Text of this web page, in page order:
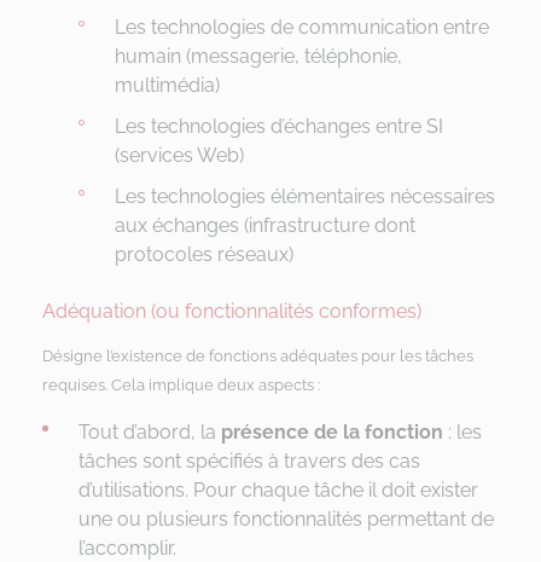
Les technologies de communication entre
humain (messagerie, téléphonie,
multimédia)
Les technologies d’échanges entre SI
(services Web)
Les technologies élémentaires nécessaires
aux échanges (infrastructure dont
protocoles réseaux)
Adéquation (ou fonctionnalités conformes)
Désigne l’existence de fonctions adéquates pour les tâches
requises. Cela implique deux aspects :
Tout d’abord, la présence de la fonction : les
tâches sont spécifiés à travers des cas
d’utilisations. Pour chaque tâche il doit exister
une ou plusieurs fonctionnalités permettant de
l’accomplir.